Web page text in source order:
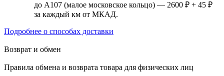
до А107 (малое московское кольцо) — 2600 ₽ + 45 ₽
за каждый км от МКАД.
Подробнее о способах доставки
Возврат и обмен
Правила обмена и возврата товара для физических лиц